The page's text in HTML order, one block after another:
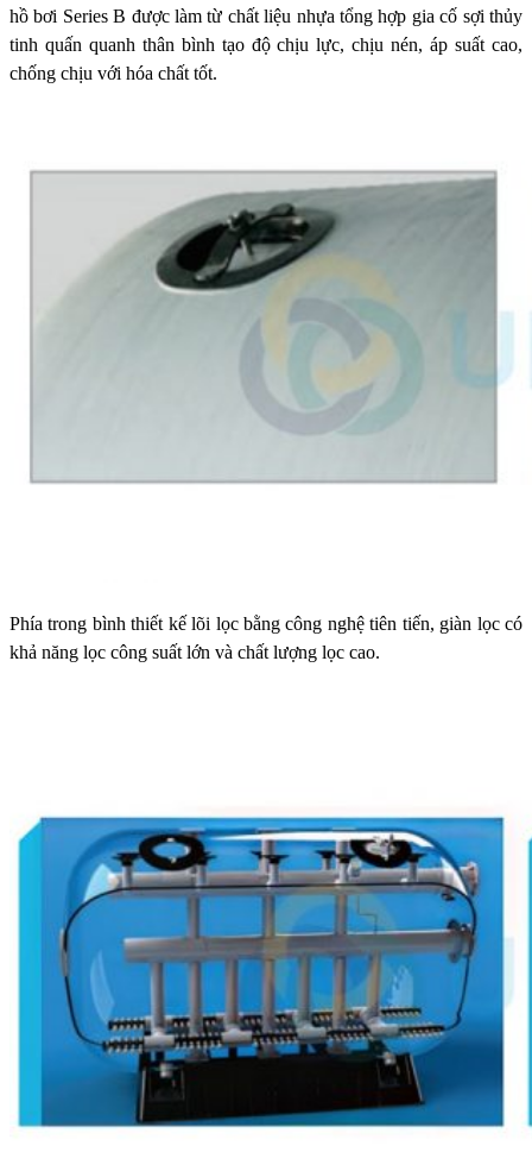
hồ bơi Series B được làm từ chất liệu nhựa tổng hợp gia cố sợi thủy
tinh quấn quanh thân bình tạo độ chịu lực, chịu nén, áp suất cao,
chống chịu với hóa chất tốt.
Phía trong bình thiết kế lõi lọc bằng công nghệ tiên tiến, giàn lọc có
khả năng lọc công suất lớn và chất lượng lọc cao.